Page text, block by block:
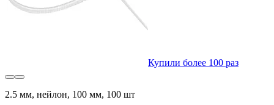
Купили более 100 раз
2.5 мм, нейлон, 100 мм, 100 шт